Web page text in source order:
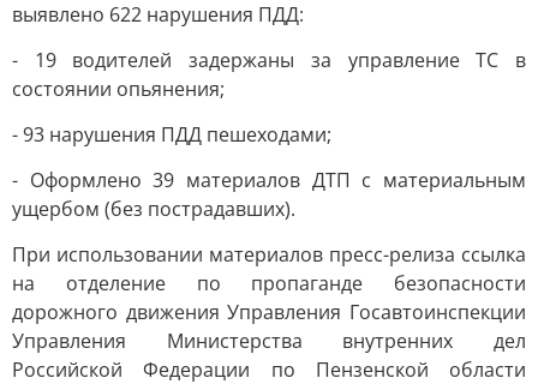
выявлено 622 нарушения ПДД:
- 19 водителей задержаны за управление ТС в
состоянии опьянения;
- 93 нарушения ПДД пешеходами;
- Оформлено 39 материалов ДТП с материальным
ущербом (без пострадавших).
При использовании материалов пресс-релиза ссылка
на отделение по пропаганде безопасности
дорожного движения Управления Госавтоинспекции
Управления Министерства внутренних дел
Российской Федерации по Пензенской области